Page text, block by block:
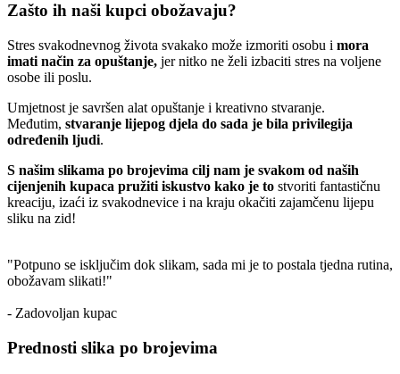
Zašto ih naši kupci obožavaju?
Stres svakodnevnog života svakako može izmoriti osobu i mora
imati način za opuštanje, jer nitko ne želi izbaciti stres na voljene
osobe ili poslu.
Umjetnost je savršen alat opuštanje i kreativno stvaranje.
Međutim, stvaranje lijepog djela do sada je bila privilegija
određenih ljudi.
S našim slikama po brojevima cilj nam je svakom od naših
cijenjenih kupaca pružiti iskustvo kako je to stvoriti fantastičnu
kreaciju, izaći iz svakodnevice i na kraju okačiti zajamčenu lijepu
sliku na zid!
"Potpuno se isključim dok slikam, sada mi je to postala tjedna rutina,
obožavam slikati!"
- Zadovoljan kupac
Prednosti slika po brojevima